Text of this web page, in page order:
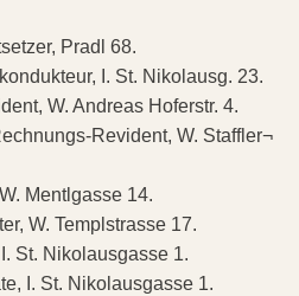
Pradl 68.
I. St. Nikolausg. 23.
W. Andreas Hoferstr. 4.
Revident, W. Staffler¬
Mentlgasse 14.
W. Templstrasse 17.
St. Nikolausgasse 1.
I. St. Nikolausgasse 1.